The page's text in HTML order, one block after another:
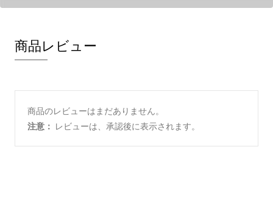
商品レビュー
商品のレビューはまだありません。
注意： レビューは、承認後に表示されます。